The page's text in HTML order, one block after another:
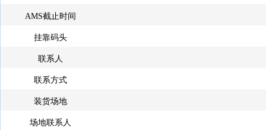
AMS截止时间
挂靠码头
联系人
联系方式
装货场地
场地联系人